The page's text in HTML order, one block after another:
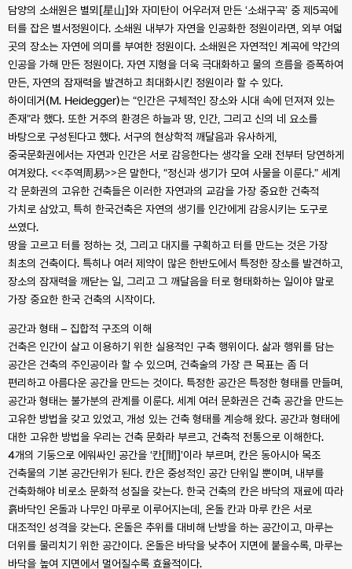
담양의 소쇄원은 별뫼[星山]와 자미탄이 어우러져 만든 ‘소쇄구곡’ 중 제5곡에
터를 잡은 별서정원이다. 소쇄원 내부가 자연을 인공화한 정원이라면, 외부 여덟
곳의 장소는 자연에 의미를 부여한 정원이다. 소쇄원은 자연적인 계곡에 약간의
인공을 가해 만든 정원이다. 자연 지형을 더욱 극대화하고 물의 흐름을 증폭하여
만든, 자연의 잠재력을 발견하고 최대화시킨 정원이라 할 수 있다.
하이데거(M. Heidegger)는 “인간은 구체적인 장소와 시대 속에 던져져 있는
존재”라 했다. 또한 거주의 환경은 하늘과 땅, 인간, 그리고 신의 네 요소를
바탕으로 구성된다고 했다. 서구의 현상학적 깨달음과 유사하게,
중국문화권에서는 자연과 인간은 서로 감응한다는 생각을 오래 전부터 당연하게
여겨왔다. <<주역周易>>은 말한다, “정신과 생기가 모여 사물을 이룬다.” 세계
각 문화권의 고유한 건축들은 이러한 자연과의 교감을 가장 중요한 건축적
가치로 삼았고, 특히 한국건축은 자연의 생기를 인간에게 감응시키는 도구로
쓰였다.
땅을 고르고 터를 정하는 것, 그리고 대지를 구획하고 터를 만드는 것은 가장
최초의 건축이다. 특히나 여러 제약이 많은 한반도에서 특정한 장소를 발견하고,
장소의 잠재력을 깨닫는 일, 그리고 그 깨달음을 터로 형태화하는 일이야 말로
가장 중요한 한국 건축의 시작이다.
공간과 형태 – 집합적 구조의 이해
건축은 인간이 살고 이용하기 위한 실용적인 구축 행위이다. 삶과 행위를 담는
공간은 건축의 주인공이라 할 수 있으며, 건축술의 가장 큰 목표는 좀 더
편리하고 아름다운 공간을 만드는 것이다. 특정한 공간은 특정한 형태를 만들며,
공간과 형태는 불가분의 관계를 이룬다. 세계 여러 문화권은 건축 공간을 만드는
고유한 방법을 갖고 있었고, 개성 있는 건축 형태를 계승해 왔다. 공간과 형태에
대한 고유한 방법을 우리는 건축 문화라 부르고, 건축적 전통으로 이해한다.
4개의 기둥으로 에워싸인 공간을 ‘칸[間]’이라 부르며, 칸은 동아시아 목조
건축물의 기본 공간단위가 된다. 칸은 중성적인 공간 단위일 뿐이며, 내부를
건축화해야 비로소 문화적 성질을 갖는다. 한국 건축의 칸은 바닥의 재료에 따라
흙바닥인 온돌과 나무인 마루로 이루어지는데, 온돌 칸과 마루 칸은 서로
대조적인 성격을 갖는다. 온돌은 추위를 대비해 난방을 하는 공간이고, 마루는
더위를 물리치기 위한 공간이다. 온돌은 바닥을 낮추어 지면에 붙을수록, 마루는
바닥을 높여 지면에서 멀어질수록 효율적이다.